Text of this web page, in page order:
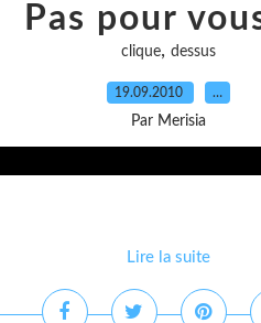
Pas pour
clique, dessus
19.09.2010 …
Par Merisia
Lire la suite